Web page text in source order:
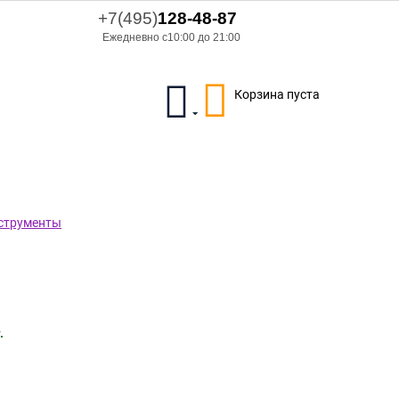
+7(495)128-48-87
Ежедневно с10:00 до 21:00
Корзина пуста